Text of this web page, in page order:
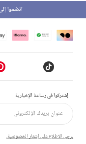
إشتركوا في رسالتنا الإخبارية
يرجى الاطلاع على إشعار الخصوصية.
انضموا